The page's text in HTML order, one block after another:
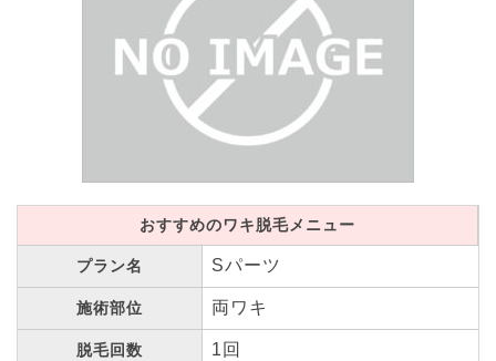
おすすめのワキ脱毛メニュー
プラン名 Sパーツ
施術部位 両ワキ
脱毛回数 1回